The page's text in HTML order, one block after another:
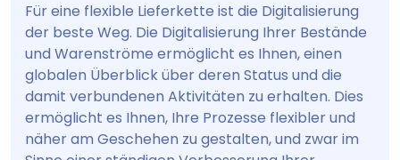
Für eine flexible Lieferkette ist die Digitalisierung
der beste Weg. Die Digitalisierung Ihrer Bestände
und Warenströme ermöglicht es Ihnen, einen
globalen Überblick über deren Status und die
damit verbundenen Aktivitäten zu erhalten. Dies
ermöglicht es Ihnen, Ihre Prozesse flexibler und
näher am Geschehen zu gestalten, und zwar im